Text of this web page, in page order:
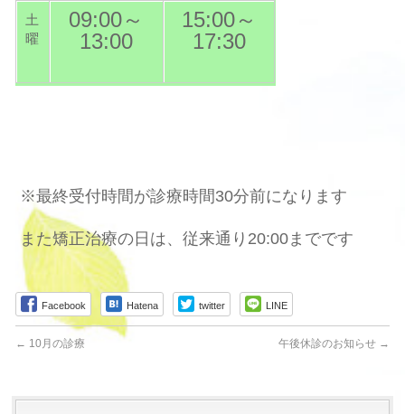
土
曜
09:00～
13:00
15:00～
17:30
※最終受付時間が診療時間30分前になります
また矯正治療の日は、従来通り20:00までです
Facebook Hatena twitter LINE
← 10月の診療 午後休診のお知らせ →